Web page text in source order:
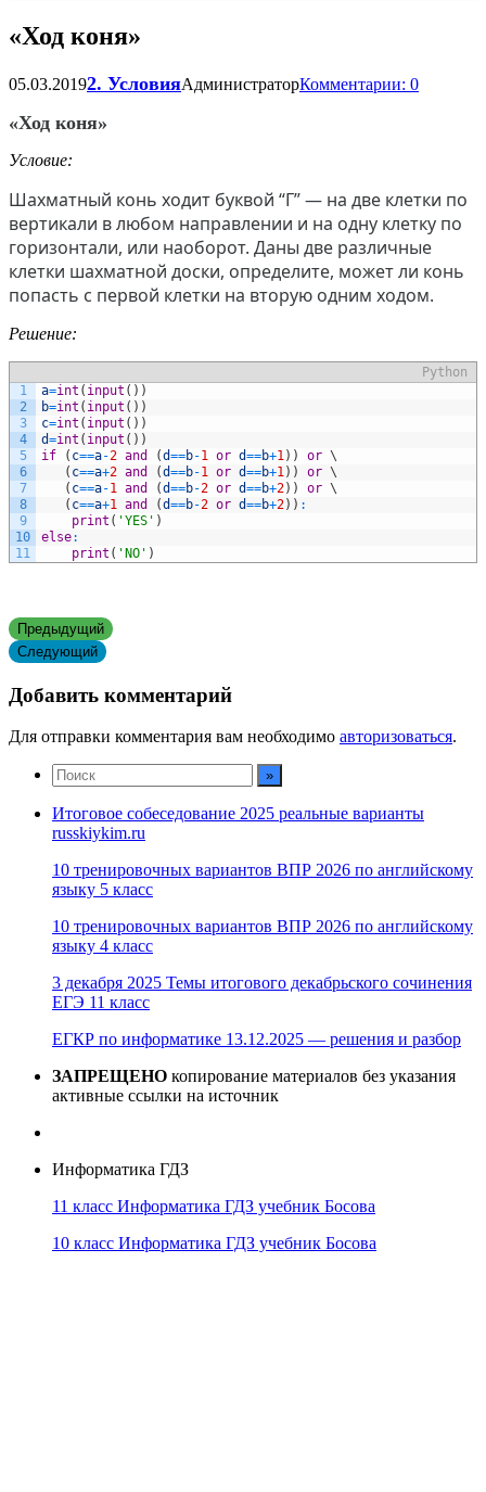
«Ход коня»
05.03.20192. УсловияАдминистраторКомментарии: 0
«Ход коня»
Условие:
Шахматный конь ходит буквой “Г” — на две клетки по
вертикали в любом направлении и на одну клетку по
горизонтали, или наоборот. Даны две различные
клетки шахматной доски, определите, может ли конь
попасть с первой клетки на вторую одним ходом.
Решение:
Python
1
2
3
4
5
6
7
8
9
10
11
a=int ( input ( ) )
b=int ( input ( ) )
c=int ( input ( ) )
d=int ( input ( ) )
if
( c==a-2 and (d==b-1 or d==b+1) ) or \
( c==a+2 and (d==b-1 or d==b+1) ) or \
( c==a-1 and (d==b-2 or d==b+2) ) or \
( c==a+1 and (d==b-2 or d==b+2) ) :
print ( 'YES' )
else:
print ( 'NO' )
Предыдущий
Следующий
Добавить комментарий
Для отправки комментария вам необходимо авторизоваться.
Итоговое собеседование 2025 реальные варианты
russkiykim.ru
10 тренировочных вариантов ВПР 2026 по английскому
языку 5 класс
10 тренировочных вариантов ВПР 2026 по английскому
языку 4 класс
3 декабря 2025 Темы итогового декабрьского сочинения
ЕГЭ 11 класс
ЕГКР по информатике 13.12.2025 — решения и разбор
ЗАПРЕЩЕНО копирование материалов без указания
активные ссылки на источник
Информатика ГДЗ
11 класс Информатика ГДЗ учебник Босова
10 класс Информатика ГДЗ учебник Босова